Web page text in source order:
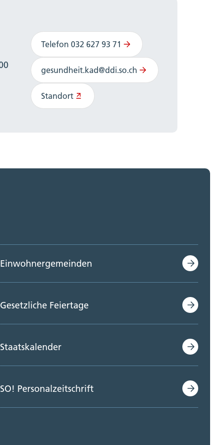
Telefon 032 627 93 71
gesundheit.kad@ddi.so.ch
Standort
Einwohnergemeinden
Gesetzliche Feiertage
Staatskalender
SO! Personalzeitschrift